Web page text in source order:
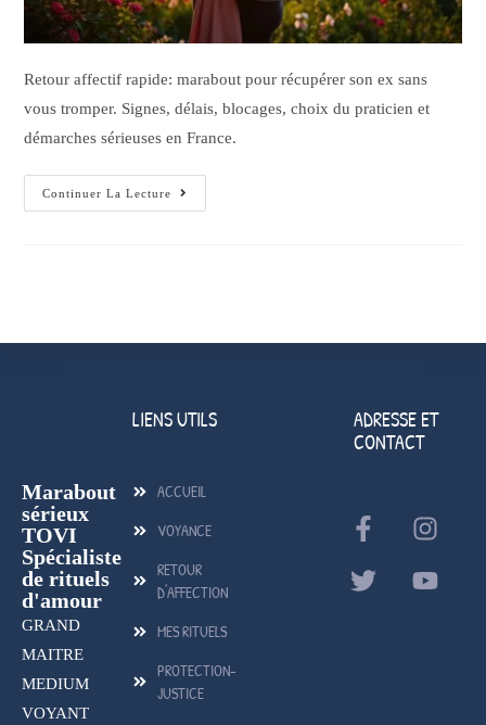
Retour affectif rapide: marabout pour récupérer son ex sans
vous tromper. Signes, délais, blocages, choix du praticien et
démarches sérieuses en France.
Continuer La Lecture
Marabout
sérieux
TOVI
Spécialiste
de rituels
d'amour
GRAND
MAITRE
MEDIUM
VOYANT
LIENS UTILS
ACCUEIL
VOYANCE
RETOUR
D'AFFECTION
MES RITUELS
PROTECTION-
JUSTICE
ADRESSE ET
CONTACT